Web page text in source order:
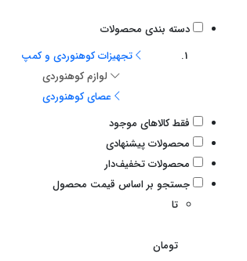
دسته بندی محصولات
تجهیزات کوهنوردی و کمپ
لوازم کوهنوردی
عصای کوهنوردی
فقط کالاهای موجود
محصولات پیشنهادی
محصولات تخفیف‌دار
جستجو بر اساس قیمت محصول
تا
تومان